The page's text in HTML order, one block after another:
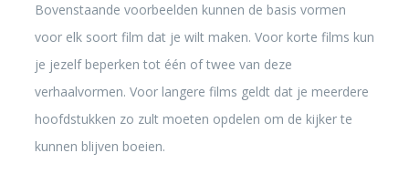
Bovenstaande voorbeelden kunnen de basis vormen
voor elk soort film dat je wilt maken. Voor korte films kun
je jezelf beperken tot één of twee van deze
verhaalvormen. Voor langere films geldt dat je meerdere
hoofdstukken zo zult moeten opdelen om de kijker te
kunnen blijven boeien.